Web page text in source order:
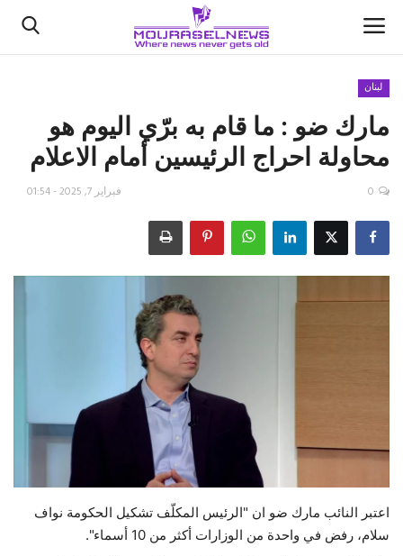
الأخبار
كتّابنا
اقتصاد
علوم وتكنولوجيا
حياة
لبنان
مارك ضو : ما قام به برّي اليوم هو
محاولة احراج الرئيسين أمام الاعلام
فبراير 7, 2025 - 01:54 0
اعتبر النائب مارك ضو ان "الرئيس المكلّف تشكيل الحكومة نواف
سلام، رفض في واحدة من الوزارات أكثر من 10 أسماء".